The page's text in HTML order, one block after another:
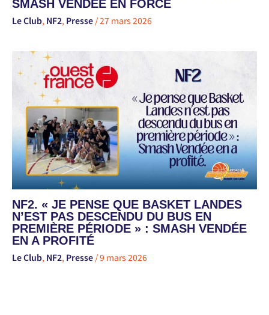
SMASH VENDÉE EN FORCE
Le Club, NF2, Presse /27 mars 2026
NF2. « JE PENSE QUE BASKET LANDES
N’EST PAS DESCENDU DU BUS EN
PREMIÈRE PÉRIODE » : SMASH VENDÉE
EN A PROFITÉ
Le Club, NF2, Presse /9 mars 2026